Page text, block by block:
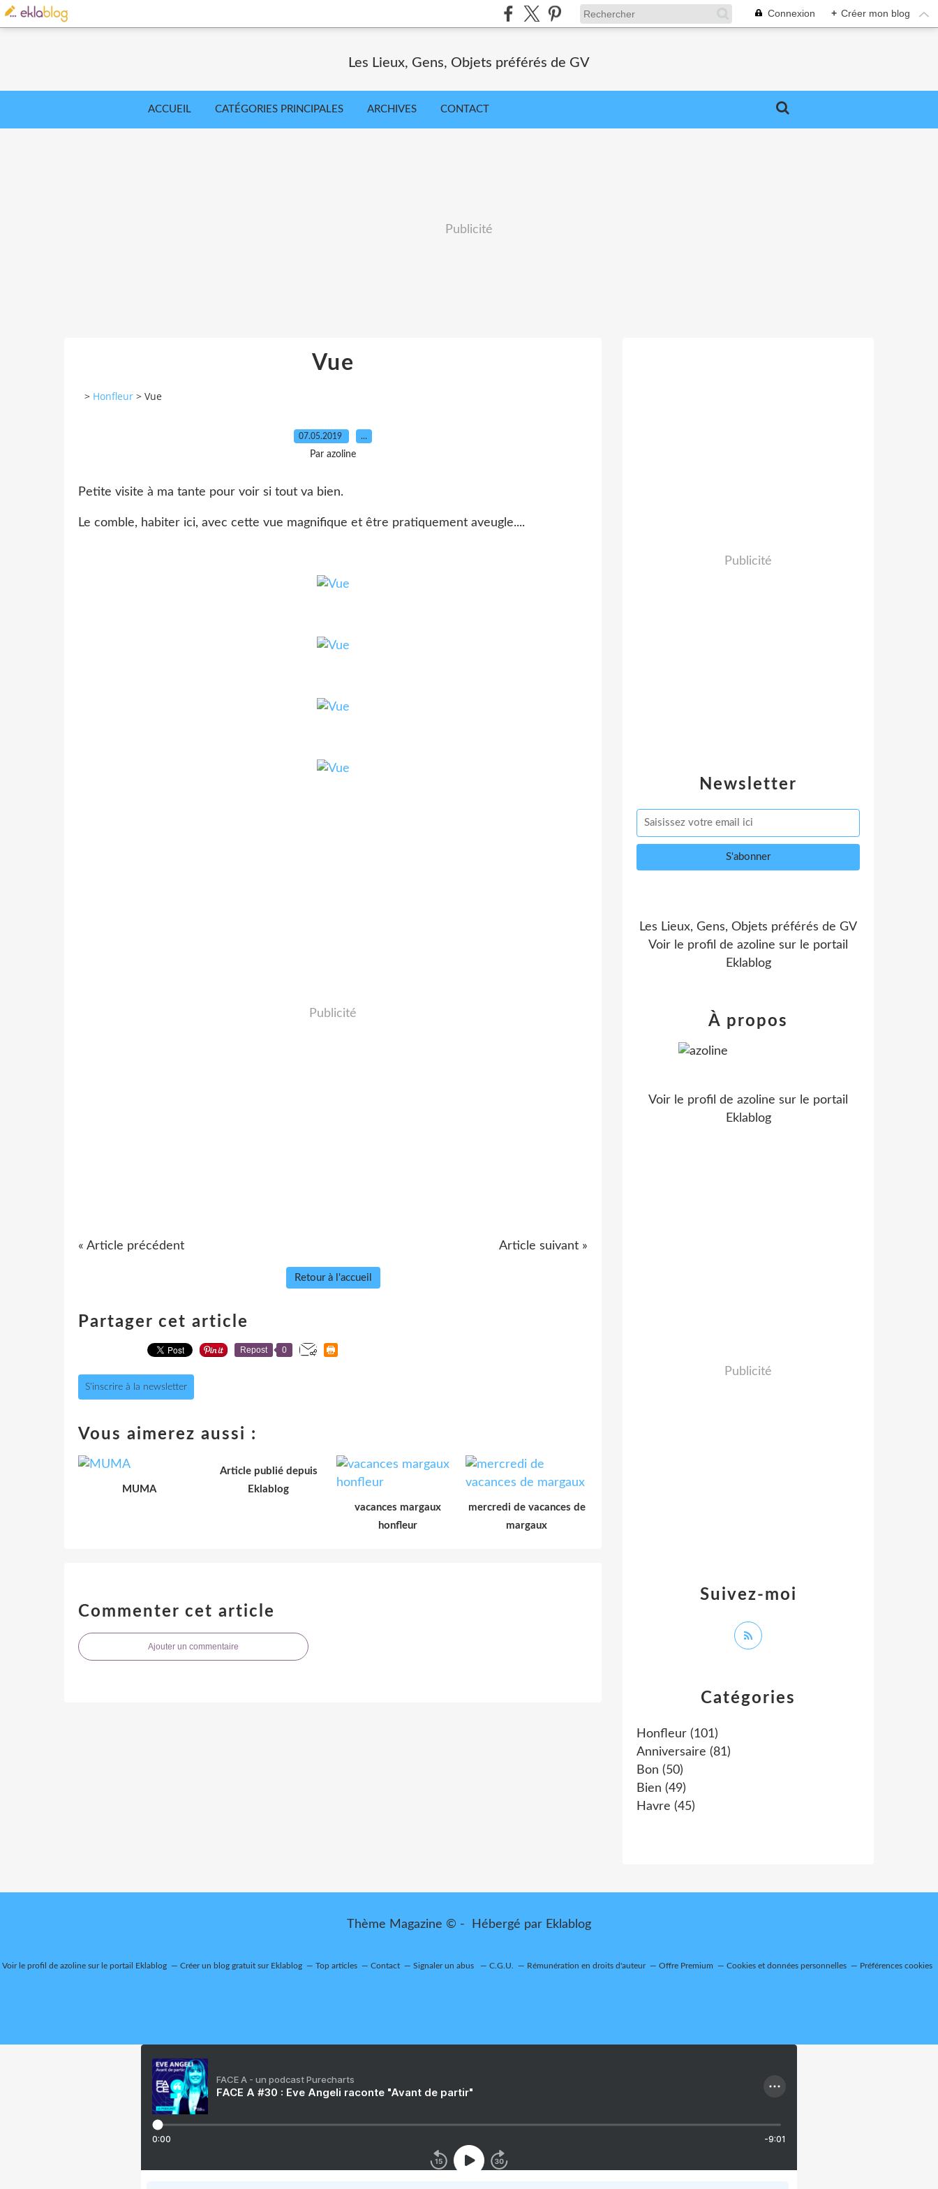
Connexion + Créer mon blog
Les Lieux, Gens, Objets préférés de GV
ACCUEIL CATÉGORIES PRINCIPALES ARCHIVES CONTACT
Publicité
Vue
> Honfleur > Vue
07.05.2019 …
Par azoline
Petite visite à ma tante pour voir si tout va bien.
Le comble, habiter ici, avec cette vue magnifique et être pratiquement aveugle....
Publicité
« Article précédent Article suivant »
Retour à l'accueil
Partager cet article
Repost 0
S'inscrire à la newsletter
Vous aimerez aussi :
MUMA
Article publié depuis
Eklablog
vacances margaux
honfleur
mercredi de vacances de
margaux
Commenter cet article
Ajouter un commentaire
Newsletter
Publicité
Catégories
Honfleur (101)
Anniversaire (81)
Bon (50)
Bien (49)
Havre (45)
Les Lieux, Gens, Objets préférés de GV
Voir le profil de azoline sur le portail
Eklablog
Suivez-moi
À propos
Voir le profil de azoline sur le portail
Eklablog
Publicité
Thème Magazine © - Hébergé par Eklablog
Voir le profil de azolinesur le portail Eklablog Créer un blog gratuit sur Eklablog Top articles Contact Signaler un abus C.G.U. Rémunération en droits d'auteur Offre Premium Cookies et données personnelles Préférences cookies
FACE A - un podcast Purecharts
FACE A #30 : Eve Angeli raconte "Avant de partir"
0:00 -9:01